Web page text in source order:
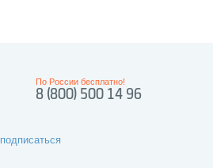
8 (800) 500 14 96
По России бесплатно!
подписаться